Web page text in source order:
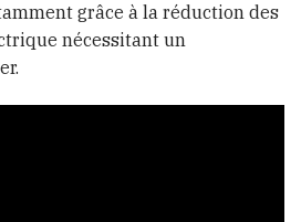
grâce à la réduction des
nécessitant un